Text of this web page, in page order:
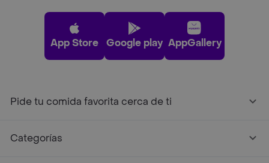
App Store Google play AppGallery
Pide tu comida favorita cerca de ti
Categorías